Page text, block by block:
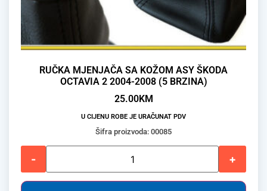
RUČKA MJENJAČA SA KOŽOM ASY ŠKODA
OCTAVIA 2 2004-2008 (5 BRZINA)
25.00KM
U CIJENU ROBE JE URAČUNAT PDV
Šifra proizvoda: 00085
- +